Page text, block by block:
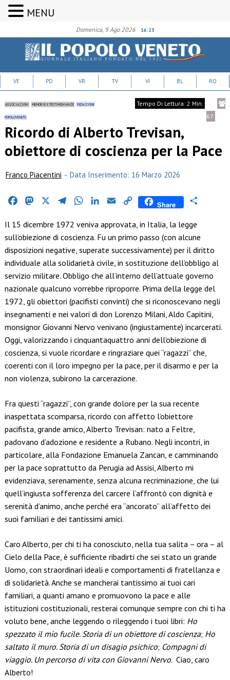
Domenica, 9 Ago 2026 16:23
VE PD VR TV VI BL RO
ASSOCIAZIONI MEMORIE E TESTIMONIANZE REDAZIONE
POPOLOVENETO
Tempo Di Lettura: 2 Min.
67
Ricordo di Alberto Trevisan,
obiettore di coscienza per la Pace
Franco Piacentini - Data Inserimento: 16 Marzo 2026
FacebookMastodon TelegramWhatsAppLinkedIn
Email Copy
Share
Il 15 dicembre 1972 veniva approvata, in Italia, la legge
sull’obiezione di coscienza. Fu un primo passo (con alcune
disposizioni negative, superate successivamente) per il diritto
individuale alla solidarietà civile, in sostituzione dell’obbligo al
servizio militare. Obbligo che all’interno dell’attuale governo
nazionale qualcuno vorrebbe riproporre. Prima della legge del
1972, gli obiettori (pacifisti convinti) che si riconoscevano negli
insegnamenti e nei valori di don Lorenzo Milani, Aldo Capitini,
monsignor Giovanni Nervo venivano (ingiustamente) incarcerati.
Oggi, valorizzando i cinquantaquattro anni dell’obiezione di
coscienza, si vuole ricordare e ringraziare quei “ragazzi” che,
coerenti con il loro impegno per la pace, per il disarmo e per la
non violenza, subirono la carcerazione.
Fra questi “ragazzi”, con grande dolore per la sua recente
inaspettata scomparsa, ricordo con affetto l’obiettore
pacifista, grande amico, Alberto Trevisan: nato a Feltre,
padovano d’adozione e residente a Rubano. Negli incontri, in
particolare, alla Fondazione Emanuela Zancan, e camminando
per la pace soprattutto da Perugia ad Assisi, Alberto mi
evidenziava, serenamente, senza alcuna recriminazione, che lui
quell’ingiusta sofferenza del carcere l’affrontò con dignità e
serenità d’animo, anche perché era “ancorato” all’affetto dei
suoi familiari e dei tantissimi amici.
Caro Alberto, per chi ti ha conosciuto, nella tua salita – ora – al
Cielo della Pace, è sufficiente ribadirti che sei stato un grande
Uomo, con straordinari ideali e comportamenti di fratellanza e
di solidarietà. Anche se mancherai tantissimo ai tuoi cari
familiari, a quanti amano e promuovono la pace e alle
istituzioni costituzionali, resterai comunque sempre con chi ti ha
voluto bene, anche leggendo o rileggendo i tuoi libri: Ho
spezzato il mio fucile. Storia di un obiettore di coscienza; Ho
saltato il muro. Storia di un disagio psichico; Compagni di
viaggio. Un percorso di vita con Giovanni Nervo. Ciao, caro
Alberto!
MENU